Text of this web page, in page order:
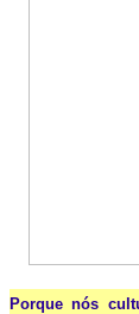
Porque nós